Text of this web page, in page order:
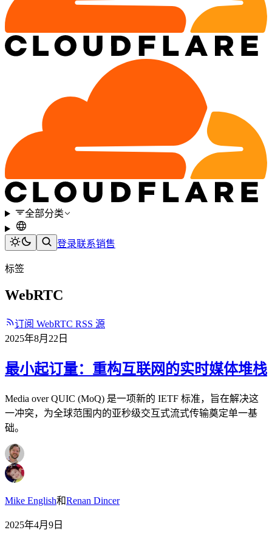
全部分类
登录联系销售
标签
WebRTC
订阅 WebRTC RSS 源
2025年8月22日
最小起订量：重构互联网的实时媒体堆栈
Media over QUIC (MoQ) 是一项新的 IETF 标准，旨在解决这
一冲突，为全球范围内的亚秒级交互式流式传输奠定单一基
础。
Mike English和Renan Dincer
2025年4月9日